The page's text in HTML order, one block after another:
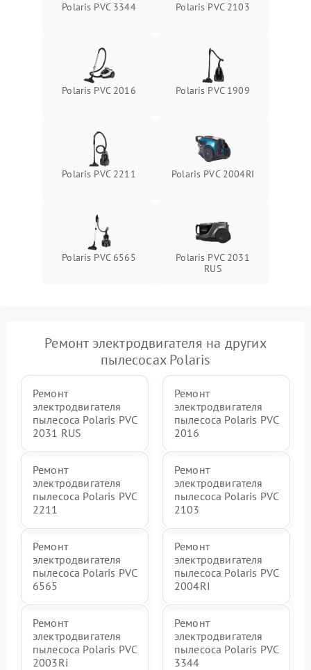
Polaris PVC 3344 Polaris PVC 2103
Polaris PVC 2016 Polaris PVC 1909
Polaris PVC 2211 Polaris PVC 2004RI
Polaris PVC 6565
Polaris PVC 2031
RUS
Ремонт электродвигателя на других
пылесосах Polaris
Ремонт
электродвигателя
пылесоса Polaris PVC
2031 RUS
Ремонт
электродвигателя
пылесоса Polaris PVC
2016
Ремонт
электродвигателя
пылесоса Polaris PVC
2211
Ремонт
электродвигателя
пылесоса Polaris PVC
2103
Ремонт
электродвигателя
пылесоса Polaris PVC
6565
Ремонт
электродвигателя
пылесоса Polaris PVC
2004RI
Ремонт
электродвигателя
пылесоса Polaris PVC
2003Ri
Ремонт
электродвигателя
пылесоса Polaris PVC
3344